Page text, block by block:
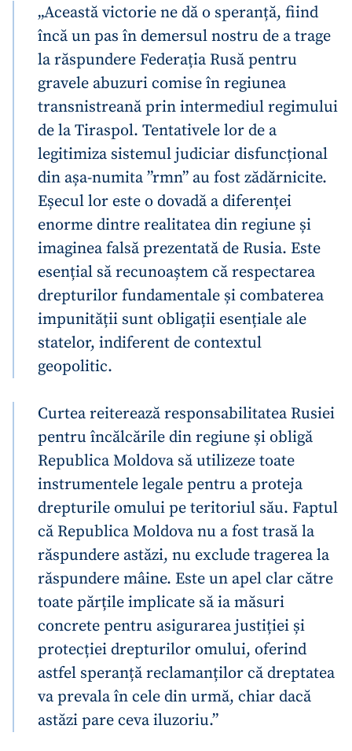
Trimite o informație
Despre ZdG
„Această victorie ne dă o speranță, fiind
încă un pas în demersul nostru de a trage
la răspundere Federația Rusă pentru
gravele abuzuri comise în regiunea
transnistreană prin intermediul regimului
de la Tiraspol. Tentativele lor de a
legitimiza sistemul judiciar disfuncțional
din așa-numita ”rmn” au fost zădărnicite.
Eșecul lor este o dovadă a diferenței
enorme dintre realitatea din regiune și
imaginea falsă prezentată de Rusia. Este
esențial să recunoaștem că respectarea
drepturilor fundamentale și combaterea
impunității sunt obligații esențiale ale
statelor, indiferent de contextul
geopolitic.
Curtea reiterează responsabilitatea Rusiei
pentru încălcările din regiune și obligă
Republica Moldova să utilizeze toate
instrumentele legale pentru a proteja
drepturile omului pe teritoriul său. Faptul
că Republica Moldova nu a fost trasă la
răspundere astăzi, nu exclude tragerea la
răspundere mâine. Este un apel clar către
toate părțile implicate să ia măsuri
concrete pentru asigurarea justiției și
protecției drepturilor omului, oferind
astfel speranță reclamanților că dreptatea
va prevala în cele din urmă, chiar dacă
astăzi pare ceva iluzoriu.”